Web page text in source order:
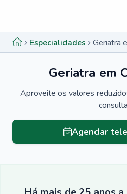
Especialidades Geriatra
Geriatra em
Aproveite os valores
Agendar